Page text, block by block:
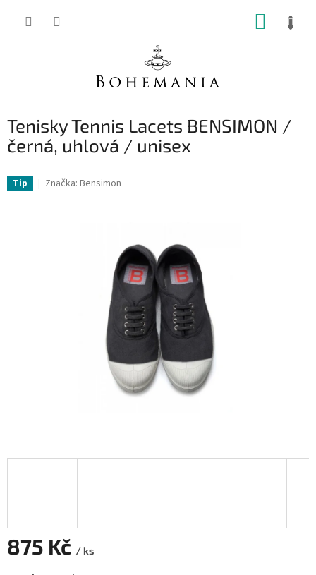
Tenisky Tennis Lacets BENSIMON /
černá, uhlová / unisex
Tip Značka: Bensimon
875 Kč / ks